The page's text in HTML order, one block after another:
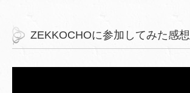
ZEKKOCHOに参加してみた感想